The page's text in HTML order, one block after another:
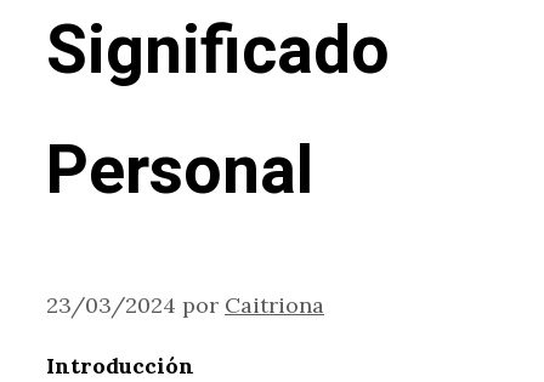
Significado
Personal
23/03/2024 por Caitriona
Introducción